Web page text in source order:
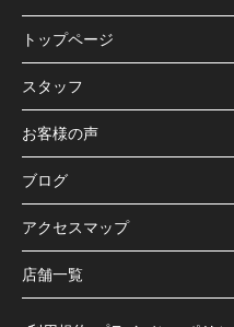
▽▽物件情報はこちら
物件詳細へ
お電話でもお問合せも受け
お電話でのお問合せご希望
い
0120-967-
トップページ
スタッフ
お客様の声
ブログ
アクセスマップ
店舗一覧